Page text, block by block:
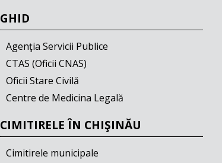
GHID
Agenţia Servicii Publice
CTAS (Oficii CNAS)
Oficii Stare Civilă
Centre de Medicina Legală
CIMITIRELE ÎN CHIŞINĂU
Cimitirele municipale